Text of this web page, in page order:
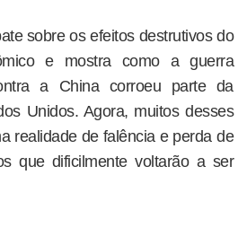
sobre os efeitos destrutivos do
e mostra como a guerra
a China corroeu parte da
Unidos. Agora, muitos desses
realidade de falência e perda de
que dificilmente voltarão a ser